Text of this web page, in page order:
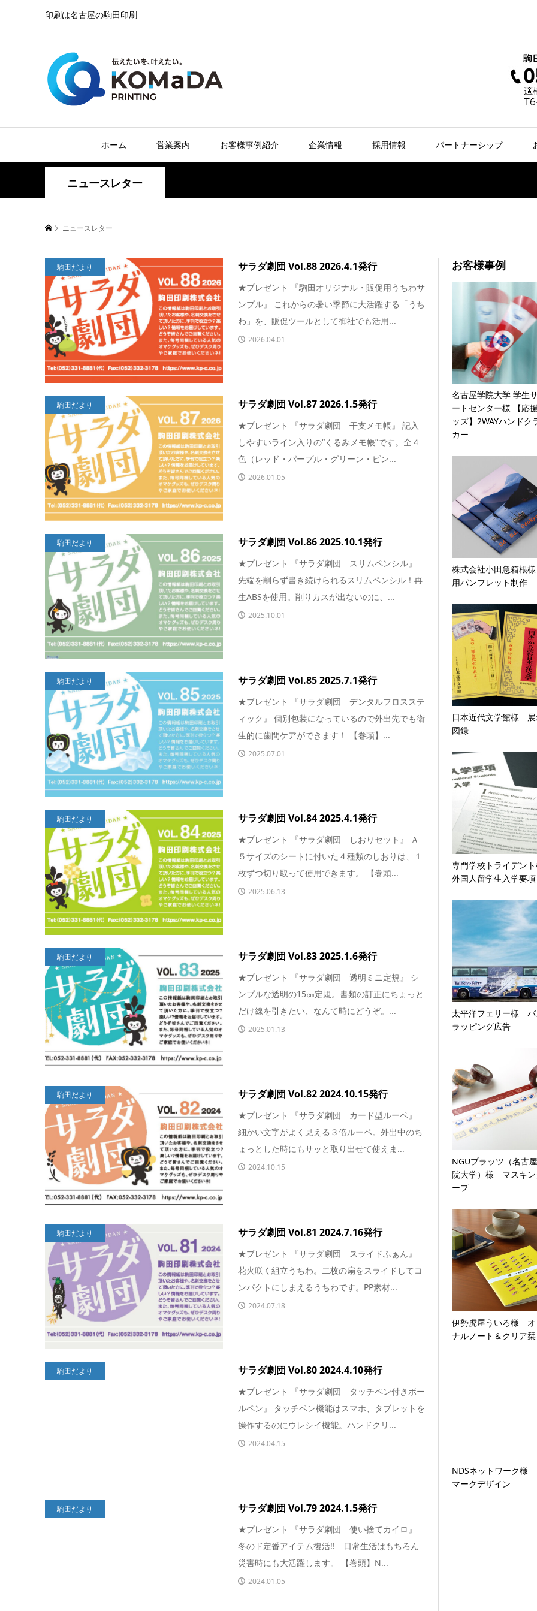
印刷は名古屋の駒田印刷
ホーム 営業案内 お客様事例紹介 企業情報 採用情報 パートナーシップ
ニュースレター
ニュースレター
駒田だより サラダ劇団 Vol.88 2026.4.1発行
★プレゼント 『駒田オリジナル・販促用うちわサ
ンプル』 これからの暑い季節に大活躍する「うち
わ」を、販促ツールとして御社でも活用...
2026.04.01
駒田だより サラダ劇団 Vol.87 2026.1.5発行
★プレゼント 『サラダ劇団 干支メモ帳』 記入
しやすいライン入りの“くるみメモ帳”です。全４
色（レッド・パープル・グリーン・ピン...
2026.01.05
駒田だより サラダ劇団 Vol.86 2025.10.1発行
★プレゼント 『サラダ劇団 スリムペンシル』
先端を削らず書き続けられるスリムペンシル！再
生ABSを使用。削りカスが出ないのに、...
2025.10.01
駒田だより サラダ劇団 Vol.85 2025.7.1発行
★プレゼント 『サラダ劇団 デンタルフロスステ
ィック』 個別包装になっているので外出先でも衛
生的に歯間ケアができます！ 【巻頭】...
2025.07.01
駒田だより サラダ劇団 Vol.84 2025.4.1発行
★プレゼント 『サラダ劇団 しおりセット』 Ａ
５サイズのシートに付いた４種類のしおりは、１
枚ずつ切り取って使用できます。 【巻頭...
2025.06.13
駒田だより サラダ劇団 Vol.83 2025.1.6発行
★プレゼント 『サラダ劇団 透明ミニ定規』 シ
ンプルな透明の15㎝定規。書類の訂正にちょっと
だけ線を引きたい、なんて時にどうぞ。...
2025.01.13
駒田だより サラダ劇団 Vol.82 2024.10.15発行
★プレゼント 『サラダ劇団 カード型ルーペ』
細かい文字がよく見える３倍ルーペ。外出中のち
ょっとした時にもサッと取り出せて使えま...
2024.10.15
駒田だより サラダ劇団 Vol.81 2024.7.16発行
★プレゼント 『サラダ劇団 スライドふぁん』
花火咲く組立うちわ。二枚の扇をスライドしてコ
ンパクトにしまえるうちわです。PP素材...
2024.07.18
駒田だより サラダ劇団 Vol.80 2024.4.10発行
★プレゼント 『サラダ劇団 タッチペン付きボー
ルペン』 タッチペン機能はスマホ、タブレットを
操作するのにウレシイ機能。ハンドクリ...
2024.04.15
駒田だより サラダ劇団 Vol.79 2024.1.5発行
★プレゼント 『サラダ劇団 使い捨てカイロ』
冬のド定番アイテム復活!! 日常生活はもちろん
災害時にも大活躍します。 【巻頭】N...
2024.01.05
お客様事例
名古屋学院大学 学生
ートセンター様 【応
ッズ】2WAYハンドク
カー
株式会社小田急箱根
用パンフレット制作
日本近代文学館様
図録
専門学校トライデン
外国人留学生入学要項
太平洋フェリー様
ラッピング広告
NGUプラッツ（名古
院大学）様 マスキ
ープ
伊勢虎屋ういろ様
ナルノート＆クリア栞
NDSネットワーク様
マークデザイン